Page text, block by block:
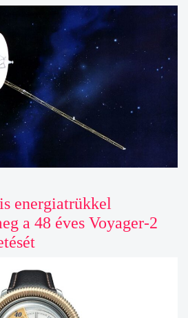
energiatrükkel
a 48 éves Voyager-2